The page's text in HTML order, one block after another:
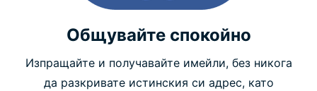
Общувайте спокойно
Изпращайте и получавайте имейли, без никога
да разкривате истинския си адрес, като